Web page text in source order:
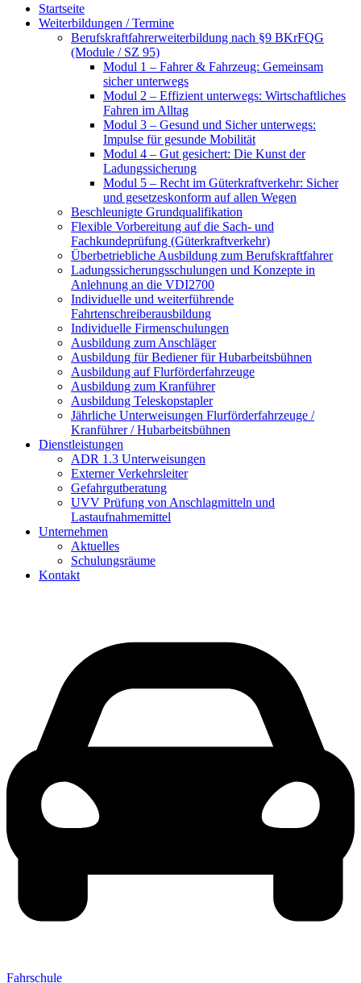
Startseite
Weiterbildungen / Termine
Berufskraftfahrer­weiterbildung nach §9 BKrFQG
(Module / SZ 95)
Modul 1 – Fahrer & Fahrzeug: Gemeinsam
sicher unterwegs
Modul 2 – Effizient unterwegs: Wirtschaftliches
Fahren im Alltag
Modul 3 – Gesund und Sicher unterwegs:
Impulse für gesunde Mobilität
Modul 4 – Gut gesichert: Die Kunst der
Ladungssicherung
Modul 5 – Recht im Güterkraftverkehr: Sicher
und gesetzeskonform auf allen Wegen
Beschleunigte Grundqualifikation
Flexible Vorbereitung auf die Sach- und
Fachkundeprüfung (Güterkraftverkehr)
Überbetriebliche Ausbildung zum Berufskraftfahrer
Ladungssicherungsschulungen und Konzepte in
Anlehnung an die VDI2700
Individuelle und weiterführende
Fahrtenschreiberausbildung
Individuelle Firmenschulungen
Ausbildung zum Anschläger
Ausbildung für Bediener für Hubarbeitsbühnen
Ausbildung auf Flurförderfahrzeuge
Ausbildung zum Kranführer
Ausbildung Teleskopstapler
Jährliche Unterweisungen Flurförderfahrzeuge /
Kranführer / Hubarbeitsbühnen
Dienstleistungen
ADR 1.3 Unterweisungen
Externer Verkehrsleiter
Gefahrgutberatung
UVV Prüfung von Anschlagmitteln und
Lastaufnahmemittel
Unternehmen
Aktuelles
Schulungsräume
Kontakt
Fahrschule